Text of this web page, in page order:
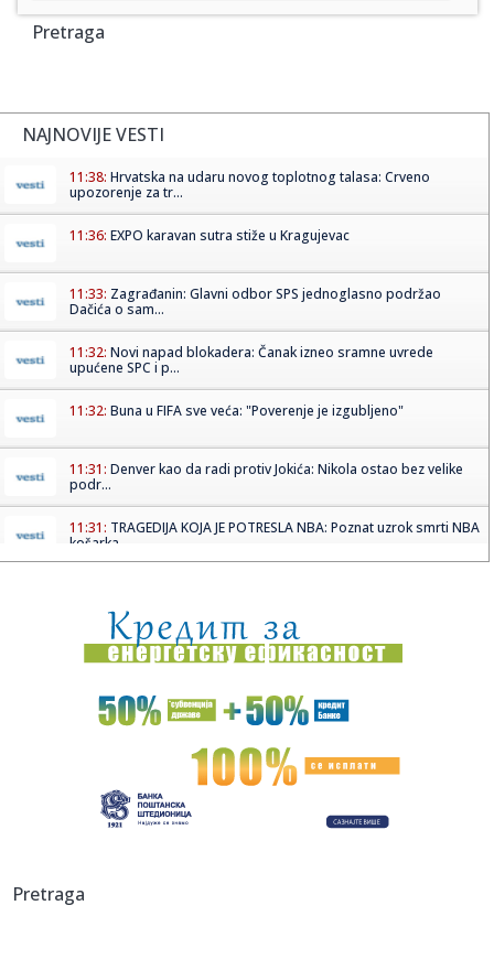
Pretraga
NAJNOVIJE VESTI
11:38: Hrvatska na udaru novog toplotnog talasa: Crveno
upozorenje za tr...
11:36: EXPO karavan sutra stiže u Kragujevac
11:33: Zagrađanin: Glavni odbor SPS jednoglasno podržao
Dačića o sam...
11:32: Novi napad blokadera: Čanak izneo sramne uvrede
upućene SPC i p...
11:32: Buna u FIFA sve veća: "Poverenje je izgubljeno"
11:31: Denver kao da radi protiv Jokića: Nikola ostao bez velike
podr...
11:31: TRAGEDIJA KOJA JE POTRESLA NBA: Poznat uzrok smrti NBA
košarka...
11:28:U požaru u Gornjem Milanovcu izgorela kompletna kuća
šestočla...
11:26:Novak Đoković otvorio dušu: "Taj poraz me uništio"
Na Zlatiboru žu-žu prodaju na komad
11:26:Težak sudar više vozila na putu Stolac - Neum: Nekoliko
pažnju na...
Pretraga